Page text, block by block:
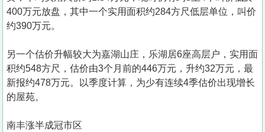
400万元放盘，其中一个实用面积约284方尺低层单位，叫价
约390万元。
另一个估价升幅较大为嘉湖山庄，乐湖居6座高层户，实用面
积约548方尺，估价由3个月前的446万元，升约32万元，最
新报约478万元。以季度计算，为少有连续4季估价出现增长
的屋苑。
南丰涨半成冠市区